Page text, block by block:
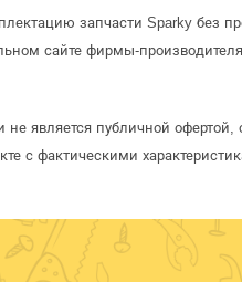
запчасти Sparky без
сайте фирмы-
является публичной офертой,
с фактическими